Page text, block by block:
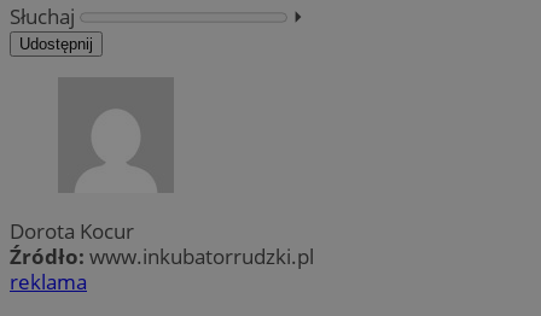
Słuchaj ⏵︎
Udostępnij
Dorota Kocur
Źródło: www.inkubatorrudzki.pl
reklama